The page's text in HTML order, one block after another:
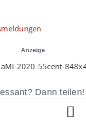
Anzeige
Dann teilen!